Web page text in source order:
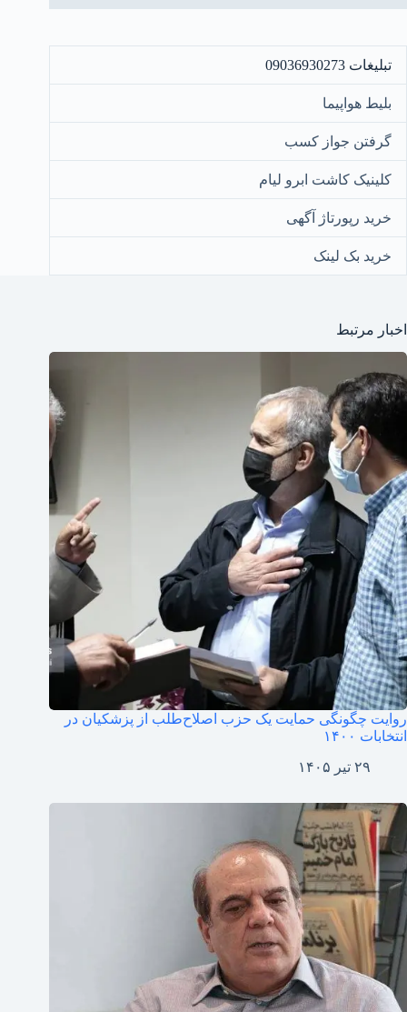
تبلیغات 09036930273
بلیط هواپیما
گرفتن جواز کسب
کلینیک کاشت ابرو لیام
خرید رپورتاژ آگهی
خرید بک لینک
اخبار مرتبط
روایت چگونگی حمایت یک حزب اصلاح‌طلب از پزشکیان در
انتخابات ۱۴۰۰
۲۹ تیر ۱۴۰۵